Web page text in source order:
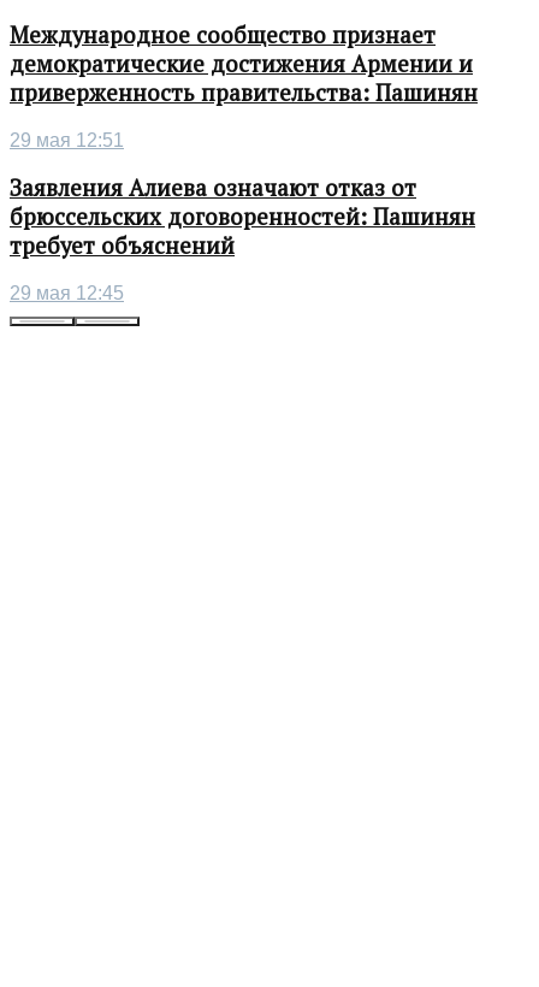
Международное сообщество признает
демократические достижения Армении и
приверженность правительства: Пашинян
29 мая 12:51
Заявления Алиева означают отказ от
брюссельских договоренностей: Пашинян
требует объяснений
29 мая 12:45